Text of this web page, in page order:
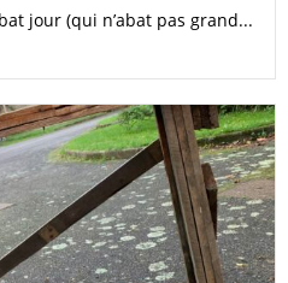
jour (qui n’abat pas grand...